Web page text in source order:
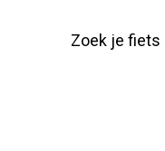
Zoek je fiets